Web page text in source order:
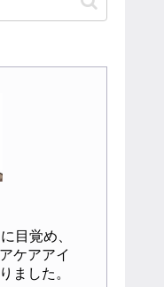
目覚め、
ケアアイ
ました。